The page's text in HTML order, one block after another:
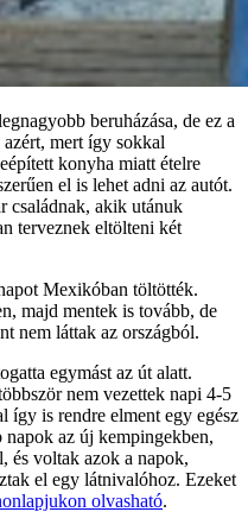
beruházása, de ez a
mert így sokkal
konyha miatt ételre
el is lehet adni az autót.
családnak, akik utánuk
terveznek eltölteni két
Mexikóban töltötték.
majd mentek is tovább, de
nem láttak az országból.
egymást az út alatt.
nem vezettek napi 4-5
így is rendre elment egy egész
napok az új kempingekben,
és voltak azok a napok,
el egy látnivalóhoz. Ezeket
olvasható.